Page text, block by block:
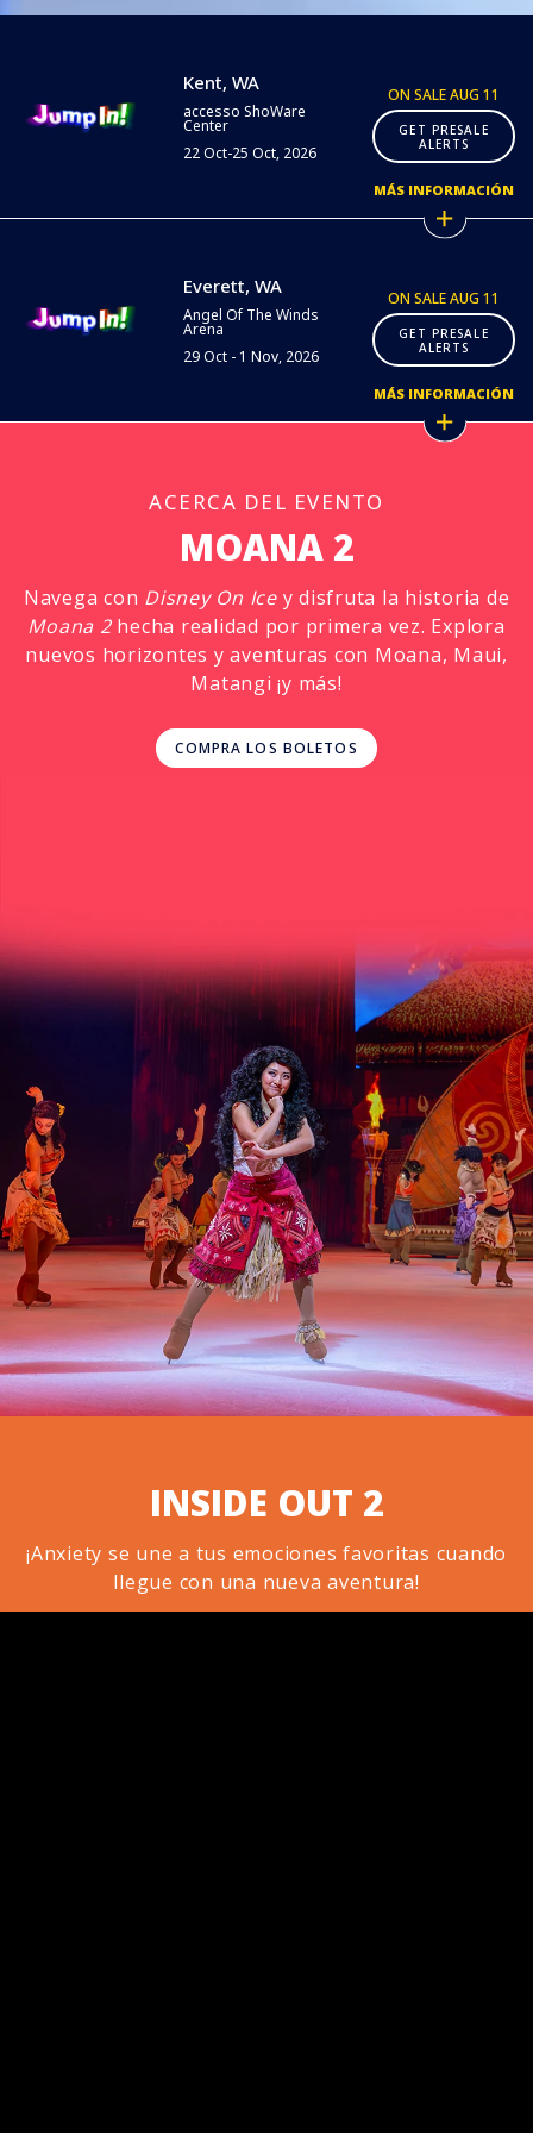
Kent, WA
accesso ShoWare
Center
22 Oct-25 Oct, 2026
ON SALE AUG 11
GET PRESALE
ALERTS
MÁS INFORMACIÓN
Everett, WA
Angel Of The Winds
Arena
29 Oct - 1 Nov, 2026
ON SALE AUG 11
GET PRESALE
ALERTS
MÁS INFORMACIÓN
MOANA 2
ACERCA DEL EVENTO
Navega con Disney On Icey disfruta la historia de
Moana 2hecha realidad por primera vez. Explora
nuevos horizontes y aventuras con Moana, Maui,
Matangi ¡y más!
COMPRA LOS BOLETOS
INSIDE OUT 2
¡Anxiety se une a tus emociones favoritas cuando
llegue con una nueva aventura!